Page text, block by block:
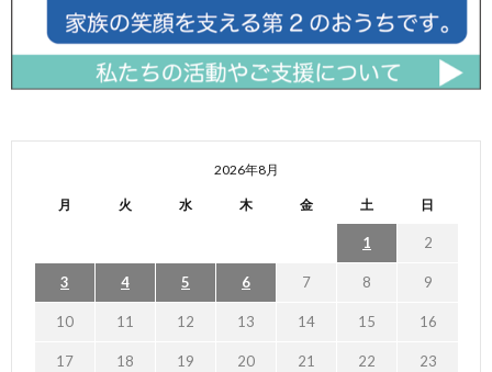
2026年8月
月 火 水 木 金 土 日
1 2
3 4 5 6 7 8 9
10 11 12 13 14 15 16
17 18 19 20 21 22 23